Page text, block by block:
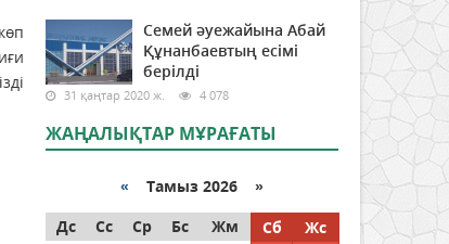
Семей әуежайына Абай
Құнанбаевтың есімі
берілді
31 қаңтар 2020 ж. 4 078
ЖАҢАЛЫҚТАР МҰРАҒАТЫ
« Тамыз 2026 »
Дс
Сс Ср Бс Жм Сб
Жс